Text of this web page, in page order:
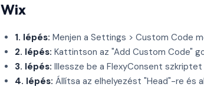
Wix
1. lépés: Menjen a Settings > Custom Code
2. lépés: Kattintson az "Add Custom Code"
3. lépés: Illessze be a FlexyConsent szkriptet
4. lépés: Állítsa az elhelyezést "Head"-re és